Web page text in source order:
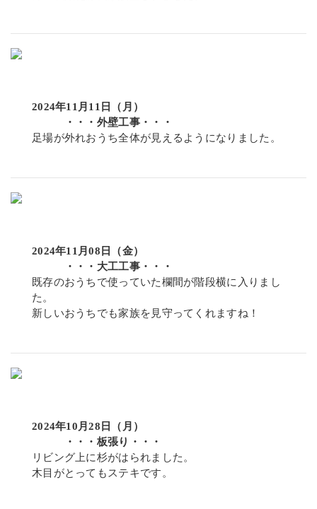
2024年11月11日（月）
・・・外壁工事・・・
足場が外れおうち全体が見えるようになりました。
2024年11月08日（金）
・・・大工工事・・・
既存のおうちで使っていた欄間が階段横に入りまし
た。
新しいおうちでも家族を見守ってくれますね！
2024年10月28日（月）
・・・板張り・・・
リビング上に杉がはられました。
木目がとってもステキです。